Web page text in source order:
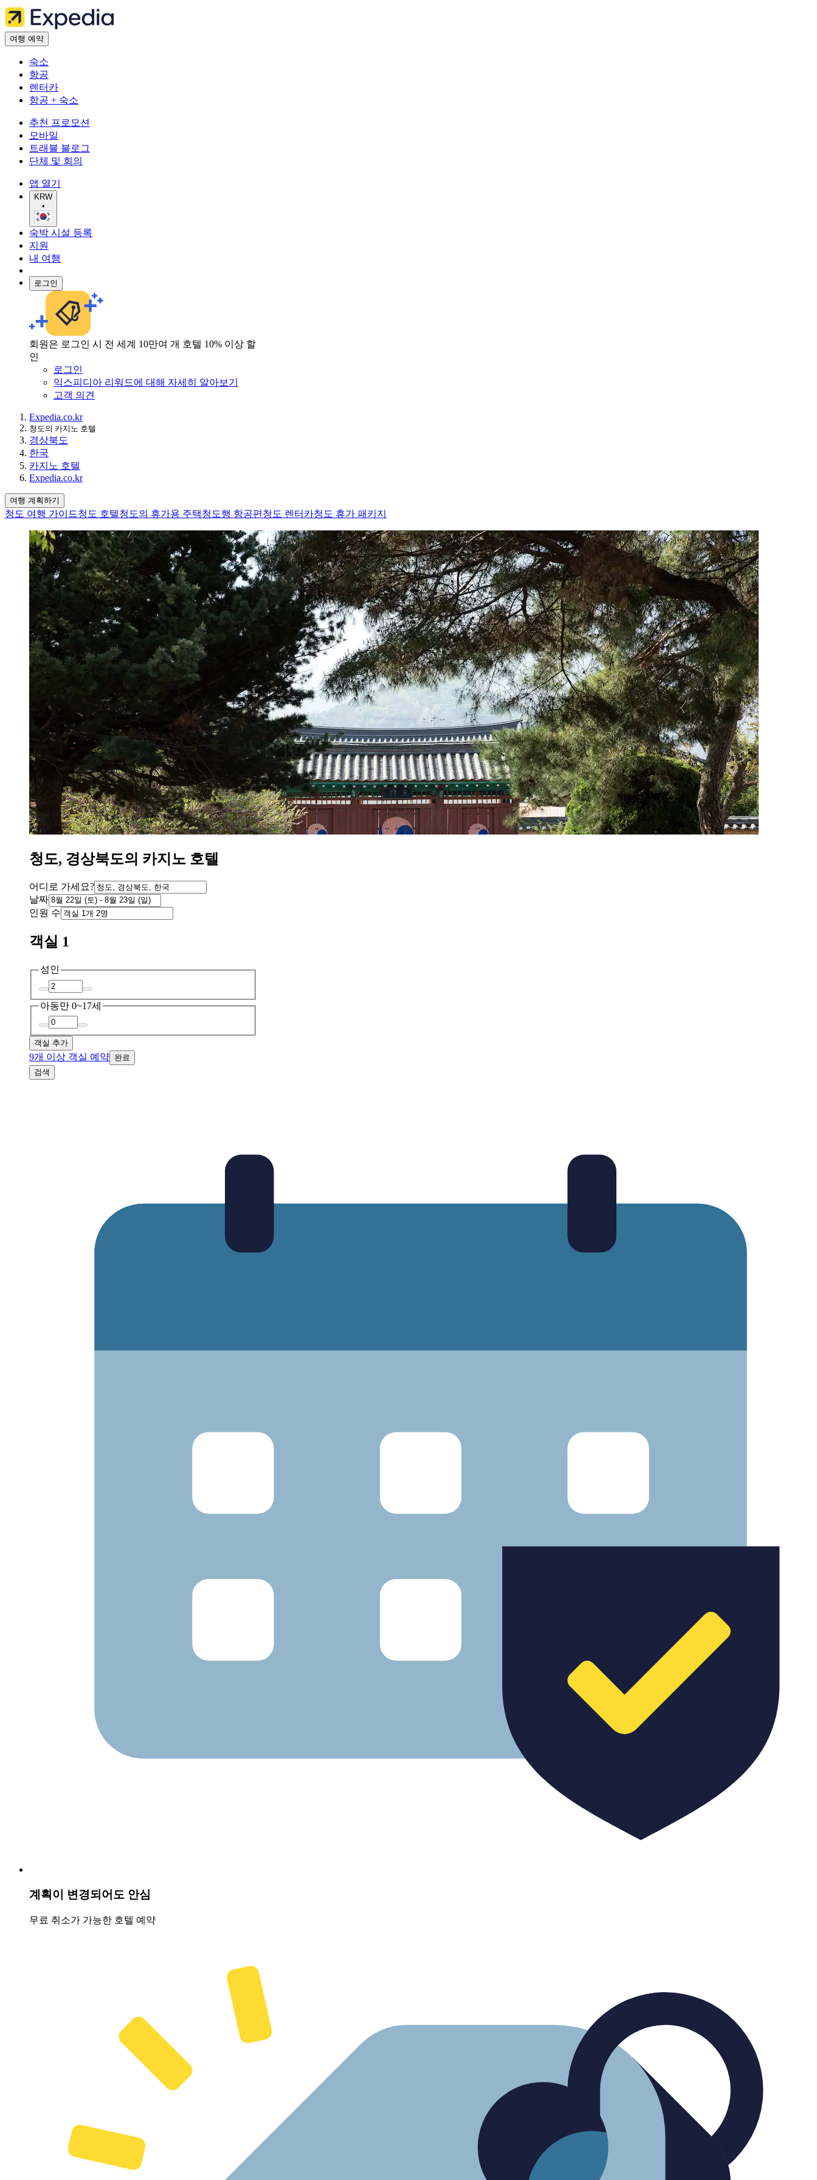
여행 예약
숙소
항공
렌터카
항공 + 숙소
추천 프로모션
모바일
트래블 블로그
단체 및 회의
앱 열기
KRW
•
숙박 시설 등록
지원
내 여행
로그인
회원은 로그인 시 전 세계 10만여 개 호텔 10% 이상 할
인
로그인
익스피디아 리워드에 대해 자세히 알아보기
고객 의견
Expedia.co.kr
청도의 카지노 호텔
경상북도
한국
카지노 호텔
Expedia.co.kr
여행 계획하기
청도 여행 가이드청도 호텔청도의 휴가용 주택청도행 항공편 청도 렌터카청도 휴가 패키지
청도, 경상북도의 카지노 호텔
어디로 가세요?
날짜
인원 수
객실 1
성인
아동만 0~17세
객실 추가
9개 이상 객실 예약 완료
검색
계획이 변경되어도 안심
무료 취소가 가능한 호텔 예약